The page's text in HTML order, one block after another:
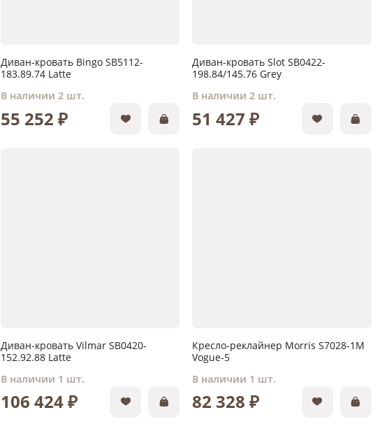
Диван-кровать Bingo SB5112-
183.89.74 Latte
В наличии 2 шт.
55 252 ₽
Диван-кровать Slot SB0422-
198.84/145.76 Grey
В наличии 2 шт.
51 427 ₽
Диван-кровать Vilmar SB0420-
152.92.88 Latte
В наличии 1 шт.
106 424 ₽
Кресло-реклайнер Morris S7028-1M
Vogue-5
В наличии 1 шт.
82 328 ₽